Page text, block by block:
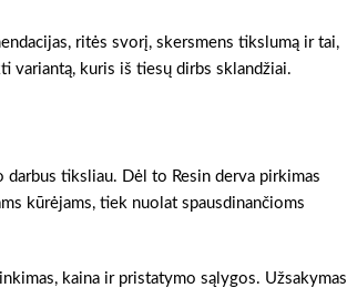
ritės svorį, skersmens tikslumą ir tai,
variantą, kuris iš tiesų dirbs sklandžiai.
tiksliau. Dėl to Resin derva pirkimas
kūrėjams, tiek nuolat spausdinančioms
kaina ir pristatymo sąlygos. Užsakymas